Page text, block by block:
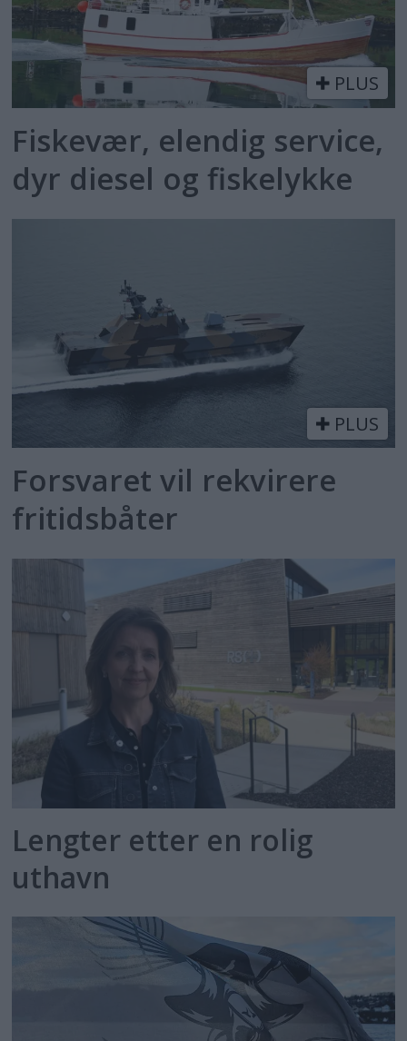
PLUS
Fiskevær, elendig service,
dyr diesel og fiskelykke
PLUS
Forsvaret vil rekvirere
fritidsbåter
Lengter etter en rolig
uthavn